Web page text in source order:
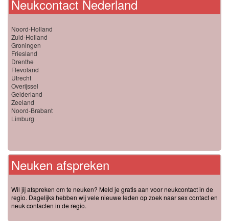
Neukcontact Nederland
Noord-Holland
Zuid-Holland
Groningen
Friesland
Drenthe
Flevoland
Utrecht
Overijssel
Gelderland
Zeeland
Noord-Brabant
Limburg
Neuken afspreken
Wil jij afspreken om te neuken? Meld je gratis aan voor neukcontact in de
regio. Dagelijks hebben wij vele nieuwe leden op zoek naar sex contact en
neuk contacten in de regio.